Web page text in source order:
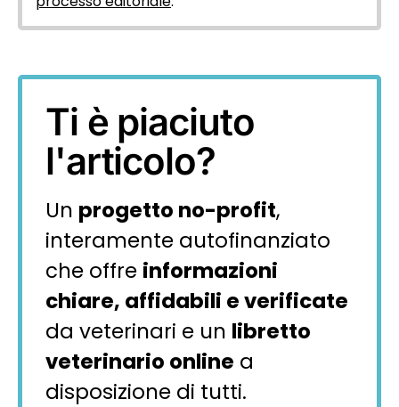
Ti è piaciuto
l'articolo?
Un progetto no-profit,
interamente autofinanziato
che offre informazioni
chiare, affidabili e verificate
da veterinari e un libretto
veterinario online a
disposizione di tutti.